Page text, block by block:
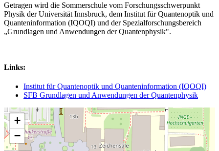
Getragen wird die Sommerschule vom Forschungsschwerpunkt
Physik der Universität Innsbruck, dem Institut für Quantenoptik und
Quanteninformation (IQOQI) und der Spezialforschungsbereich
„Grundlagen und Anwendungen der Quantenphysik".
Links:
Institut für Quantenoptik und Quanteninformation (IQOQI)
SFB Grundlagen und Anwendungen der Quantenphysik
+
−